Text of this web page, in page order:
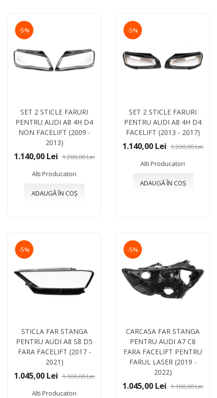
-5%
SET 2 STICLE FARURI
PENTRU AUDI A8 4H D4
NON FACELIFT (2009 -
2013)
1.140,00 Lei 1.200,00 Lei
Alti Producatori
ADAUGĂ ÎN COȘ
-5%
SET 2 STICLE FARURI
PENTRU AUDI A8 4H D4
FACELIFT (2013 - 2017)
1.140,00 Lei 1.200,00 Lei
Alti Producatori
ADAUGĂ ÎN COȘ
-5%
STICLA FAR STANGA
PENTRU AUDI A8 S8 D5
FARA FACELIFT (2017 -
2021)
1.045,00 Lei 1.100,00 Lei
Alti Producatori
-5%
CARCASA FAR STANGA
PENTRU AUDI A7 C8
FARA FACELIFT PENTRU
FARUL LASER (2019 -
2022)
1.045,00 Lei 1.100,00 Lei